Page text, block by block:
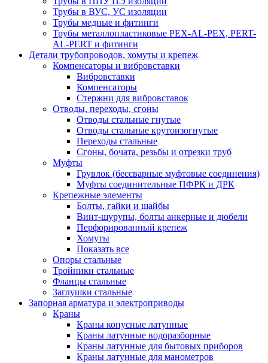
Трубы в ВУС, УС изоляции
Трубы медные и фитинги
Трубы металлопластиковые PEX-AL-PEX, PERT-
AL-PERT и фитинги
Детали трубопроводов, хомуты и крепеж
Компенсаторы и вибровставки
Вибровставки
Компенсаторы
Стержни для вибровставок
Отводы, переходы, сгоны
Отводы стальные гнутые
Отводы стальные крутоизогнутые
Переходы стальные
Сгоны, бочата, резьбы и отрезки труб
Муфты
Грувлок (бессварные муфтовые соединения)
Муфты соединительные ПФРК и ДРК
Крепежные элементы
Болты, гайки и шайбы
Винт-шурупы, болты анкерные и дюбели
Перфорированный крепеж
Хомуты
Показать все
Опоры стальные
Тройники стальные
Фланцы стальные
Заглушки стальные
Запорная арматура и электроприводы
Краны
Краны конусные латунные
Краны латунные водоразборные
Краны латунные для бытовых приборов
Краны латунные для манометров